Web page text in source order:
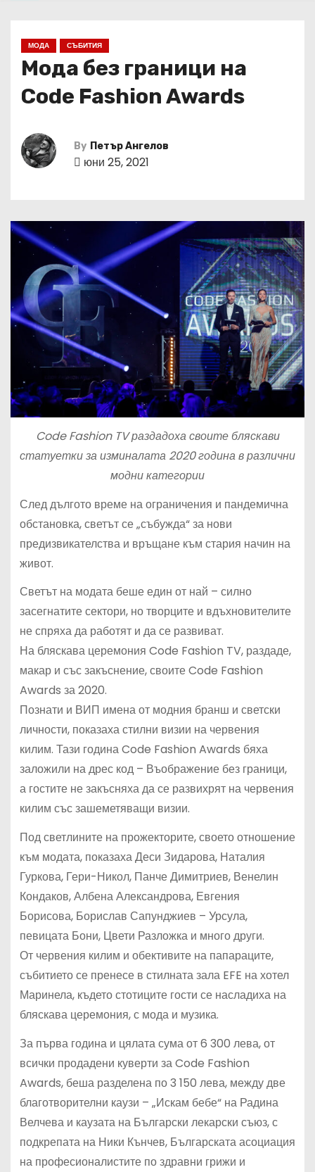
МОДА СЪБИТИЯ
Мода без граници на
Code Fashion Awards
By Петър Ангелов
юни 25, 2021
Code Fashion TV раздадоха своите бляскави
статуетки за изминалата 2020 година в различни
модни категории
След дългото време на ограничения и пандемична
обстановка, светът се „събужда“ за нови
предизвикателства и връщане към стария начин на
живот.
Светът на модата беше един от най – силно
засегнатите сектори, но творците и вдъхновителите
не спряха да работят и да се развиват.
На бляскава церемония Code Fashion TV, раздаде,
макар и със закъснение, своите Code Fashion
Awards за 2020.
Познати и ВИП имена от модния бранш и светски
личности, показаха стилни визии на червения
килим. Тази година Code Fashion Awards бяха
заложили на дрес код – Въображение без граници,
а гостите не закъсняха да се развихрят на червения
килим със зашеметяващи визии.
Под светлините на прожекторите, своето отношение
към модата, показаха Деси Зидарова, Наталия
Гуркова, Гери-Никол, Панче Димитриев, Венелин
Кондаков, Албена Александрова, Евгения
Борисова, Борислав Сапунджиев – Урсула,
певицата Бони, Цвети Разложка и много други.
От червения килим и обективите на папараците,
събитието се пренесе в стилната зала EFE на хотел
Маринела, където стотиците гости се насладиха на
бляскава церемония, с мода и музика.
За първа година и цялата сума от 6 300 лева, от
всички продадени куверти за Code Fashion
Awards, беша разделена по 3 150 лева, между две
благотворителни каузи – „Искам бебе“ на Радина
Велчева и каузата на Български лекарски съюз, с
подкрепата на Ники Кънчев, Българската асоциация
на професионалистите по здравни грижи и